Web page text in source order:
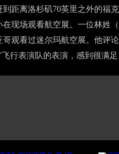
离洛杉矶70英里之外的福克
现场观看航空展。一位林姓
哥观看过迷尔玛航空展。他评
飞行表演队的表演，感到很满